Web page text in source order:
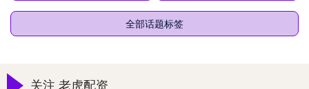
全部话题标签
关注 老虎配资